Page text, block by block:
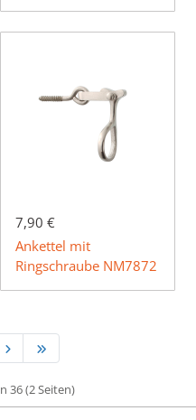
7,90 €
Ankettel mit
Ringschraube NM7872
36 (2 Seiten)